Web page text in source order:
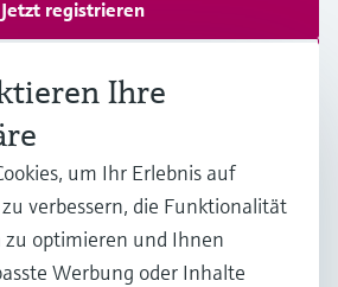
Jetzt registrieren
AG
Ihre
um Ihr Erlebnis auf
verbessern, die Funktionalität
zu optimieren und Ihnen
Werbung oder Inhalte